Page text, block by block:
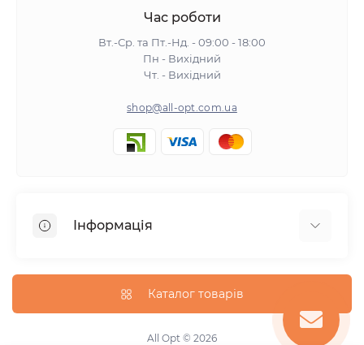
Час роботи
Вт.-Ср. та Пт.-Нд. - 09:00 - 18:00
Пн - Вихідний
Чт. - Вихідний
shop@all-opt.com.ua
Інформація
Оплата та доставка
Повернення та обмін
Політика конфіденційності
Каталог товарів
All Opt © 2026